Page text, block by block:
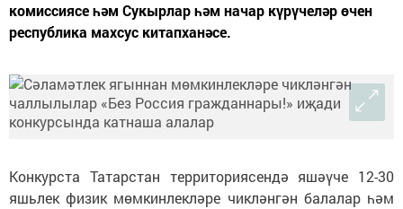
комиссиясе һәм Сукырлар һәм начар күрүчеләр өчен
республика махсус китапханәсе.
Конкурста Татарстан территориясендә яшәүче 12-30
яшьлек физик мөмкинлекләре чикләнгән балалар һәм